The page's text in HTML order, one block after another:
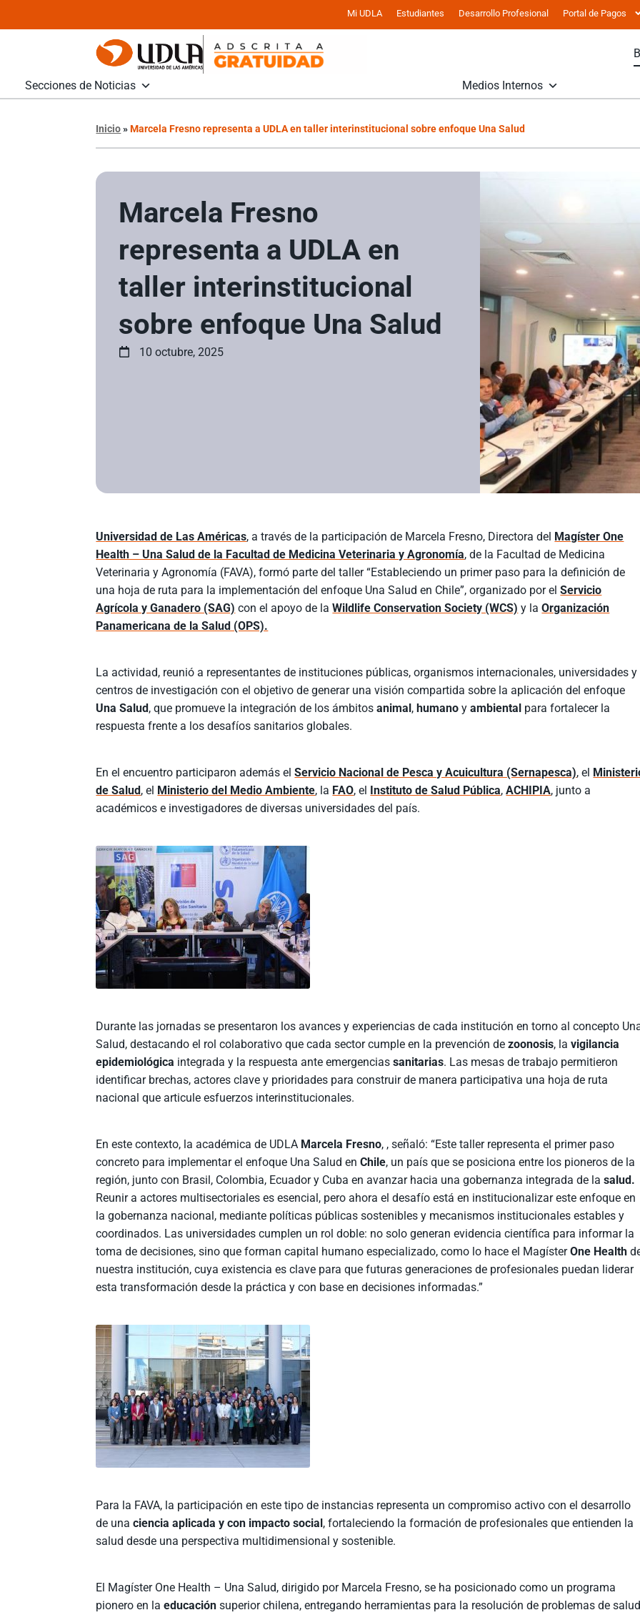
Mi UDLA Estudiantes Desarrollo Profesional Portal de Pagos
Secciones de Noticias Medios Internos
Inicio»Marcela Fresno representa a UDLA en taller interinstitucional sobre enfoque Una Salud
Marcela Fresno
representa a UDLA en
taller interinstitucional
sobre enfoque Una Salud
10 octubre, 2025
Universidad de Las Américas, a través de la participación de Marcela Fresno, Directora del Magíster One
Health – Una Salud de la Facultad de Medicina Veterinaria y Agronomía, de la Facultad de Medicina
Veterinaria y Agronomía (FAVA), formó parte del taller “Estableciendo un primer paso para la definición de
una hoja de ruta para la implementación del enfoque Una Salud en Chile”, organizado por elServicio
Agrícola y Ganadero (SAG) con el apoyo de laWildlife Conservation Society (WCS) y laOrganización
Panamericana de la Salud (OPS).
La actividad, reunió a representantes de instituciones públicas, organismos internacionales, universidades y
centros de investigación con el objetivo de generar una visión compartida sobre la aplicación del enfoque
Una Salud, que promueve la integración de los ámbitosanimal,humano yambiental para fortalecer la
respuesta frente a los desafíos sanitarios globales.
En el encuentro participaron además elServicio Nacional de Pesca y Acuicultura (Sernapesca), el
de Salud, el Ministerio del Medio Ambiente, la FAO, el Instituto de Salud Pública,ACHIPIA, junto a
académicos e investigadores de diversas universidades del país.
Durante las jornadas se presentaron los avances y experiencias de cada institución en torno al concepto
Salud, destacando el rol colaborativo que cada sector cumple en la prevención dezoonosis, lavigilancia
epidemiológica integrada y la respuesta ante emergencias sanitarias. Las mesas de trabajo permitieron
identificar brechas, actores clave y prioridades para construir de manera participativa una hoja de ruta
nacional que articule esfuerzos interinstitucionales.
En este contexto, la académica de UDLA Marcela Fresno, , señaló: “Este taller representa el primer paso
concreto para implementar el enfoque Una Salud en Chile, un país que se posiciona entre los pioneros de la
región, junto con Brasil, Colombia, Ecuador y Cuba en avanzar hacia una gobernanza integrada de lasalud.
Reunir a actores multisectoriales es esencial, pero ahora el desafío está en institucionalizar este enfoque en
la gobernanza nacional, mediante políticas públicas sostenibles y mecanismos institucionales estables y
coordinados. Las universidades cumplen un rol doble: no solo generan evidencia científica para informar la
toma de decisiones, sino que forman capital humano especializado, como lo hace el MagísterOne Health
nuestra institución, cuya existencia es clave para que futuras generaciones de profesionales puedan liderar
esta transformación desde la práctica y con base en decisiones informadas.”
Para la FAVA, la participación en este tipo de instancias representa un compromiso activo con el desarrollo
de unaciencia aplicada y con impacto social, fortaleciendo la formación de profesionales que entienden la
salud desde una perspectiva multidimensional y sostenible.
El Magíster One Health – Una Salud, dirigido por Marcela Fresno, se ha posicionado como un programa
pionero en laeducaciónsuperior chilena, entregando herramientas para la resolución de problemas de